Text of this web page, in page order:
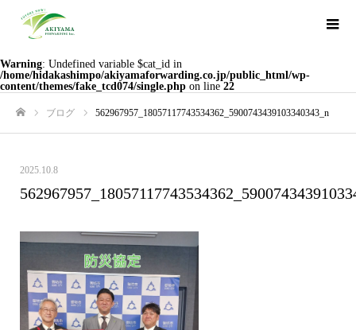
Warning: Undefined variable $cat_id in
/home/hidakashimpo/akiyamaforwarding.co.jp/public_html/wp-
content/themes/fake_tcd074/single.php on line 22
ブログ 562967957_18057117743534362_5900743439103340343_n
2025.10.8